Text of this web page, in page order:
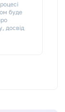
буде
досвід